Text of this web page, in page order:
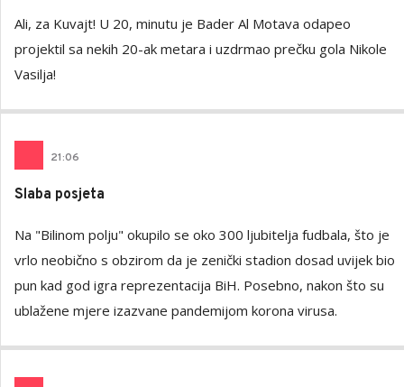
Ali, za Kuvajt! U 20, minutu je Bader Al Motava odapeo
projektil sa nekih 20-ak metara i uzdrmao prečku gola Nikole
Vasilja!
21:06
Slaba posjeta
Na "Bilinom polju" okupilo se oko 300 ljubitelja fudbala, što je
vrlo neobično s obzirom da je zenički stadion dosad uvijek bio
pun kad god igra reprezentacija BiH. Posebno, nakon što su
ublažene mjere izazvane pandemijom korona virusa.